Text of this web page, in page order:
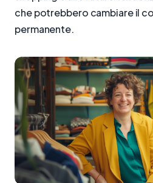
che potrebbero cambiare il
permanente.